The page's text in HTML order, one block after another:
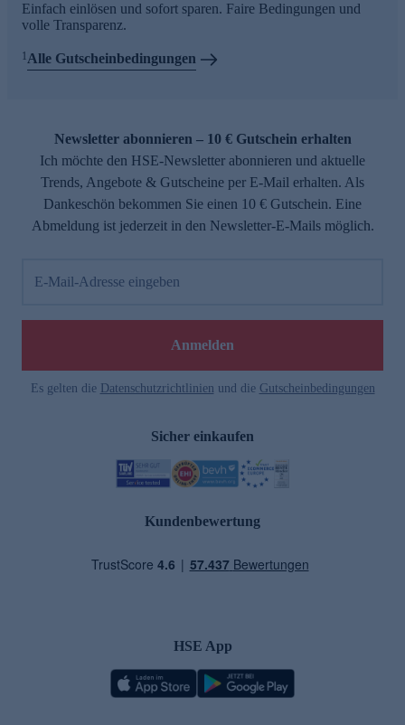
Einfach einlösen und sofort sparen. Faire Bedingungen und
volle Transparenz.
1 Alle Gutscheinbedingungen
Newsletter abonnieren – 10 € Gutschein erhalten
Ich möchte den HSE-Newsletter abonnieren und aktuelle
Trends, Angebote & Gutscheine per E-Mail erhalten. Als
Dankeschön bekommen Sie einen 10 € Gutschein. Eine
Abmeldung ist jederzeit in den Newsletter-E-Mails möglich.
E-Mail-Adresse eingeben
Anmelden
Es gelten die Datenschutzrichtlinien und die Gutscheinbedingungen
Sicher einkaufen
Kundenbewertung
HSE App